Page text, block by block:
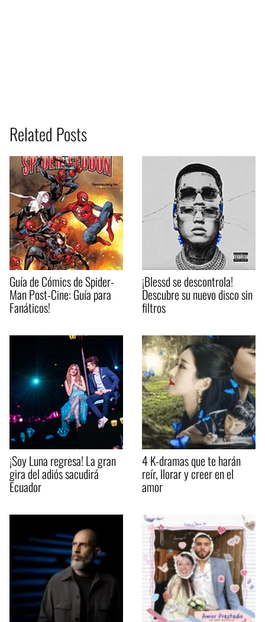
Related Posts
Guía de Cómics de Spider-
Man Post-Cine: Guía para
Fanáticos!
¡Blessd se descontrola!
Descubre su nuevo disco sin
filtros
¡Soy Luna regresa! La gran
gira del adiós sacudirá
Ecuador
4 K-dramas que te harán
reír, llorar y creer en el
amor